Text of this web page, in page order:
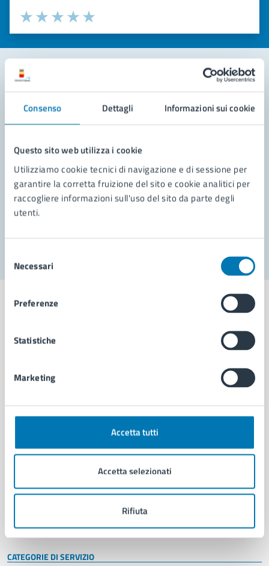
Consenso Dettagli Informazioni sui cookie
Questo sito web utilizza i cookie
Utilizziamo cookie tecnici di navigazione e di sessione per
garantire la corretta fruizione del sito e cookie analitici per
raccogliere informazioni sull'uso del sito da parte degli
utenti.
delNecessari
Preferenze
Statistiche
Marketing
Accetta tutti
Accetta selezionati
Rifiuta
Valuta la chiarezza delle informazioni (da 1 a 5 stelle)
Seleziona il numero di stelle per valutare la chiarezza delle
Valuta 5 stelle su 5
Valuta 4 stelle su 5
Valuta 3 stelle su 5
Valuta 2 stelle su 5
Valuta 1 stelle su 5
Leggi le domande frequenti
Richiedi assistenza
Prenota appuntamento
Problemi in città
Comune di Napoli
AMMINISTRAZIONE
Organi di governo
Enti e fondazioni
Personale amministrativo
Intranet, posta aziendale e protocollo
CATEGORIE DI SERVIZIO